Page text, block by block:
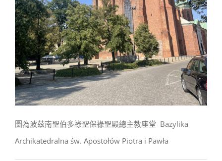
圖為波茲南聖伯多祿聖保祿聖殿總主教座堂 Bazylika
Archikatedralna św. Apostołów Piotra i Pawła